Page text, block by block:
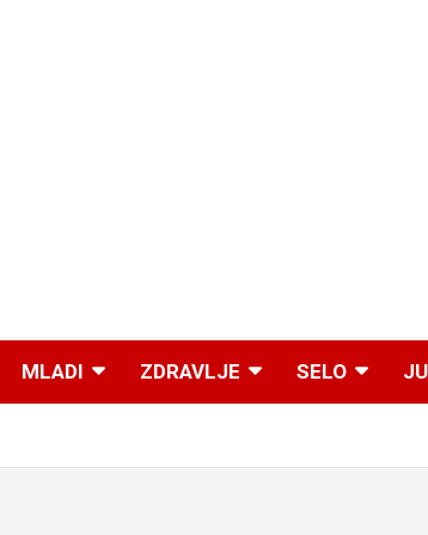
MLADI ZDRAVLJE SELO